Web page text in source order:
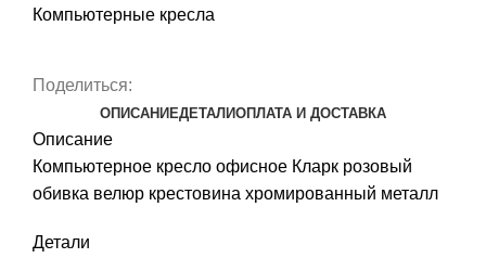
Компьютерные кресла
Поделиться:
ОПИСАНИЕДЕТАЛИОПЛАТА И ДОСТАВКА
Описание
Компьютерное кресло офисное Кларк розовый
обивка велюр крестовина хромированный металл
Детали